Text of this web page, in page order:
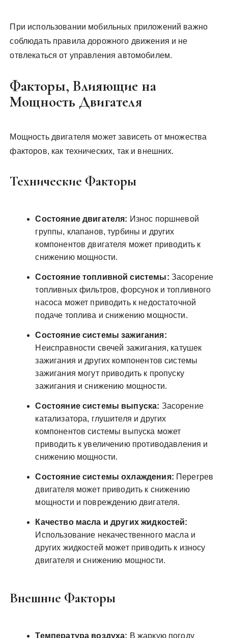
При использовании мобильных приложений важно
соблюдать правила дорожного движения и не
отвлекаться от управления автомобилем.
Факторы, Влияющие на
Мощность Двигателя
Мощность двигателя может зависеть от множества
факторов, как технических, так и внешних.
Технические Факторы
Состояние двигателя: Износ поршневой
группы, клапанов, турбины и других
компонентов двигателя может приводить к
снижению мощности.
Состояние топливной системы: Засорение
топливных фильтров, форсунок и топливного
насоса может приводить к недостаточной
подаче топлива и снижению мощности.
Состояние системы зажигания:
Неисправности свечей зажигания, катушек
зажигания и других компонентов системы
зажигания могут приводить к пропуску
зажигания и снижению мощности.
Состояние системы выпуска: Засорение
катализатора, глушителя и других
компонентов системы выпуска может
приводить к увеличению противодавления и
снижению мощности.
Состояние системы охлаждения: Перегрев
двигателя может приводить к снижению
мощности и повреждению двигателя.
Качество масла и других жидкостей:
Использование некачественного масла и
других жидкостей может приводить к износу
двигателя и снижению мощности.
Внешние Факторы
Температура воздуха: В жаркую погоду